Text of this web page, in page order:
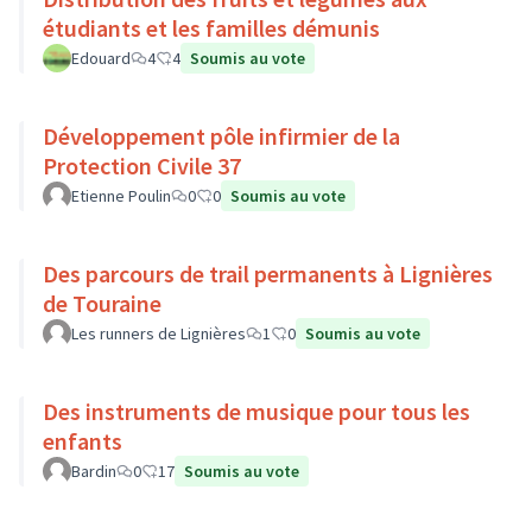
étudiants et les familles démunis
Edouard 4 4 Soumis au vote
Développement pôle infirmier de la
Protection Civile 37
Etienne Poulin 0 0 Soumis au vote
Des parcours de trail permanents à Lignières
de Touraine
Les runners de Lignières 1 0 Soumis au vote
Des instruments de musique pour tous les
enfants
Bardin 0 17 Soumis au vote